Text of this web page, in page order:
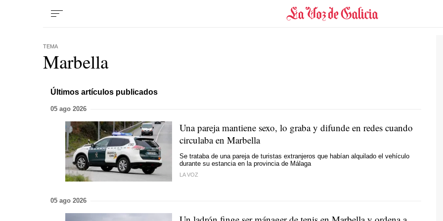
TEMA
Marbella
Últimos artículos publicados
05 ago 2026
Una pareja mantiene sexo, lo graba y difunde en redes cuando
circulaba en Marbella
Se trataba de una pareja de turistas extranjeros que habían alquilado el vehículo
durante su estancia en la provincia de Málaga
LA VOZ
05 ago 2026